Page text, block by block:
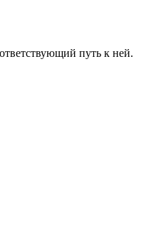
путь к ней.